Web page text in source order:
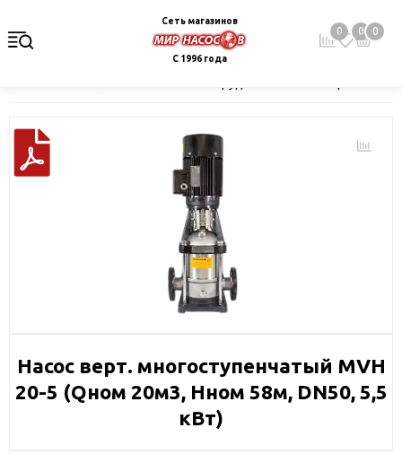
Сеть магазинов
С 1996 года
0 0 0
Насос верт. многоступенчатый MVH
20-5 (Qном 20м3, Hном 58м, DN50, 5,5
кВт)